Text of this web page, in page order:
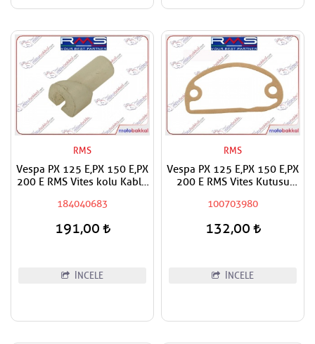
RMS
Vespa PX 125 E,PX 150 E,PX
200 E RMS Vites kolu Kablo
184040683
191,00
İNCELE
RMS
Vespa PX 125 E,PX 150 E,PX
200 E RMS Vites Kutusu
100703980
132,00
İNCELE